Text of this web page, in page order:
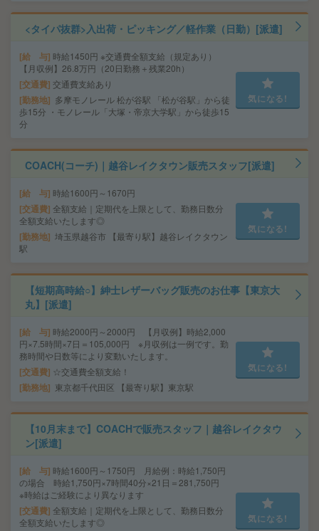
<タイパ抜群>入出荷・ピッキング／軽作業（日勤）[派遣]
給 与 時給1450円 ※交通費全額支給（規定あり）
【月収例】26.8万円（20日勤務＋残業20h）
交通費 交通費支給あり
勤務地
多摩モノレール 松が谷駅 「松が谷駅」から徒
歩15分 ・モノレール「大塚・帝京大学駅」から徒歩15
分
気になる!
COACH(コーチ)｜越谷レイクタウン販売スタッフ[派遣]
給 与 時給1600円～1670円
交通費 全額支給｜定期代を上限として、勤務日数分
全額支給いたします◎
勤務地 埼玉県越谷市 【最寄り駅】越谷レイクタウン
駅
気になる!
【短期高時給○】紳士レザーバッグ販売のお仕事【東京大
丸】[派遣]
給 与 時給2000円～2000円 【月収例】時給2,000
円×7.5時間×7日＝105,000円 ※月収例は一例です。勤
務時間や日数等により変動いたします。
交通費 ☆交通費全額支給！
勤務地 東京都千代田区 【最寄り駅】東京駅
気になる!
【10月末まで】COACHで販売スタッフ｜越谷レイクタウ
ン[派遣]
給 与 時給1600円～1750円 月給例：時給1,750円
の場合 時給1,750円×7時間40分×21日＝281,750円
※時給はご経験により異なります
交通費 全額支給｜定期代を上限として、勤務日数分
全額支給いたします◎
気になる!